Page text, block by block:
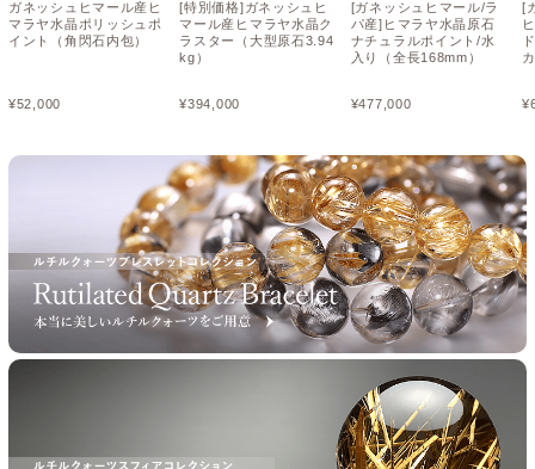
ガネッシュヒマール産ヒ
マラヤ水晶ポリッシュポ
イント（角閃石内包）
¥52,000
[特別価格]ガネッシュヒ
マール産ヒマラヤ水晶ク
ラスター（大型原石3.94
kg）
¥394,000
[ガネッシュヒマール/ラ
パ産]ヒマラヤ水晶原石
ナチュラルポイント/水
入り（全長168mm）
¥477,000
[
¥